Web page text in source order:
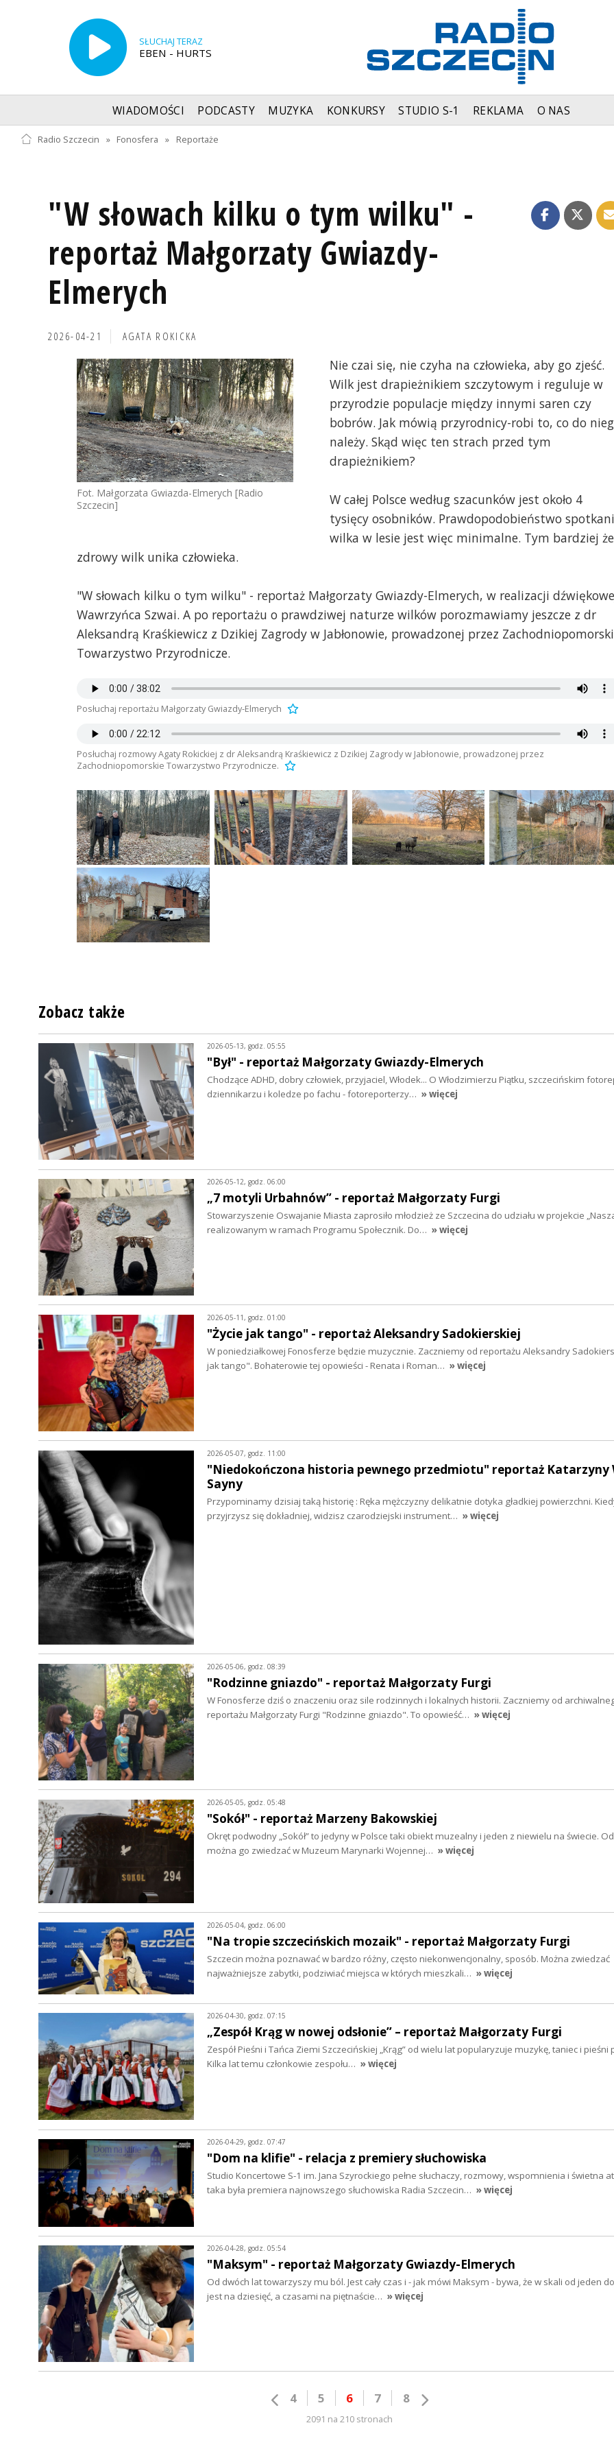
SŁUCHAJ TERAZ
EBEN - HURTS
WIADOMOŚCI PODCASTY MUZYKA KONKURSY STUDIO S-1 REKLAMA O NAS
Radio Szczecin » Fonosfera » Reportaże
"W słowach kilku o tym wilku" -
reportaż Małgorzaty Gwiazdy-
Elmerych
2026-04-21 AGATA ROKICKA
Fot. Małgorzata Gwiazda-Elmerych [Radio
Szczecin]
Nie czai się, nie czyha na człowieka, aby go zjeść.
Wilk jest drapieżnikiem szczytowym i reguluje w
przyrodzie populacje między innymi saren czy
bobrów. Jak mówią przyrodnicy-robi to, co do
należy. Skąd więc ten strach przed tym
drapieżnikiem?
W całej Polsce według szacunków jest około 4
tysięcy osobników. Prawdopodobieństwo
wilka w lesie jest więc minimalne. Tym bardziej że
zdrowy wilk unika człowieka.
"W słowach kilku o tym wilku" - reportaż Małgorzaty Gwiazdy-Elmerych, w realizacji
Wawrzyńca Szwai. A po reportażu o prawdziwej naturze wilków porozmawiamy jeszcze z dr
Aleksandrą Kraśkiewicz z Dzikiej Zagrody w Jabłonowie, prowadzonej przez
Towarzystwo Przyrodnicze.
Posłuchaj reportażu Małgorzaty Gwiazdy-Elmerych
Posłuchaj rozmowy Agaty Rokickiej z dr Aleksandrą Kraśkiewicz z Dzikiej Zagrody w Jabłonowie, prowadzonej przez
Zachodniopomorskie Towarzystwo Przyrodnicze.
Zobacz także
2026-05-13, godz. 05:55
"Był" - reportaż Małgorzaty Gwiazdy-Elmerych
Chodzące ADHD, dobry człowiek, przyjaciel, Włodek... O Włodzimierzu Piątku, szczecińskim
dziennikarzu i koledze po fachu - fotoreporterzy… » więcej
2026-05-12, godz. 06:00
„7 motyli Urbahnów” - reportaż Małgorzaty Furgi
Stowarzyszenie Oswajanie Miasta zaprosiło młodzież ze Szczecina do udziału w projekcie
realizowanym w ramach Programu Społecznik. Do… » więcej
2026-05-11, godz. 01:00
"Życie jak tango" - reportaż Aleksandry Sadokierskiej
W poniedziałkowej Fonosferze będzie muzycznie. Zaczniemy od reportażu Aleksandry
jak tango". Bohaterowie tej opowieści - Renata i Roman… » więcej
2026-05-07, godz. 11:00
"Niedokończona historia pewnego przedmiotu" reportaż Katarzyny
Sayny
Przypominamy dzisiaj taką historię : Ręka mężczyzny delikatnie dotyka gładkiej powierzchni.
przyjrzysz się dokładniej, widzisz czarodziejski instrument… » więcej
2026-05-06, godz. 08:39
"Rodzinne gniazdo" - reportaż Małgorzaty Furgi
W Fonosferze dziś o znaczeniu oraz sile rodzinnych i lokalnych historii. Zaczniemy od
reportażu Małgorzaty Furgi "Rodzinne gniazdo". To opowieść… » więcej
2026-05-05, godz. 05:48
"Sokół" - reportaż Marzeny Bakowskiej
Okręt podwodny „Sokół” to jedyny w Polsce taki obiekt muzealny i jeden z niewielu na świecie.
można go zwiedzać w Muzeum Marynarki Wojennej… » więcej
2026-05-04, godz. 06:00
"Na tropie szczecińskich mozaik" - reportaż Małgorzaty Furgi
Szczecin można poznawać w bardzo różny, często niekonwencjonalny, sposób. Można zwiedzać
najważniejsze zabytki, podziwiać miejsca w których mieszkali… » więcej
2026-04-30, godz. 07:15
„Zespół Krąg w nowej odsłonie” – reportaż Małgorzaty Furgi
Zespół Pieśni i Tańca Ziemi Szczecińskiej „Krąg” od wielu lat popularyzuje muzykę, taniec i pieśni
Kilka lat temu członkowie zespołu… » więcej
2026-04-29, godz. 07:47
"Dom na klifie" - relacja z premiery słuchowiska
Studio Koncertowe S-1 im. Jana Szyrockiego pełne słuchaczy, rozmowy, wspomnienia i świetna
taka była premiera najnowszego słuchowiska Radia Szczecin… » więcej
2026-04-28, godz. 05:54
"Maksym" - reportaż Małgorzaty Gwiazdy-Elmerych
Od dwóch lat towarzyszy mu ból. Jest cały czas i - jak mówi Maksym - bywa, że w skali od jeden
jest na dziesięć, a czasami na piętnaście… » więcej
4 5 6 7 8
2091 na 210 stronach